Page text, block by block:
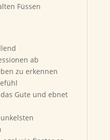
Füssen
ab
zu erkennen
Gute und ebnet